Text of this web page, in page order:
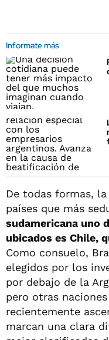
Informate más
De todas formas,
países que más
sudamericana uno
ubicados es Chile,
Como consuelo,
elegidos por los
por debajo de la
pero otras
recientemente
marcan una clara